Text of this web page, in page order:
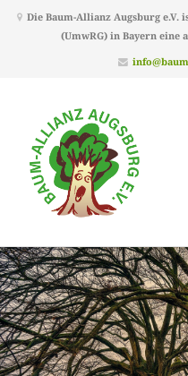
Die Baum-Allianz Augsburg e.V.
(UmwRG) in Bayern eine